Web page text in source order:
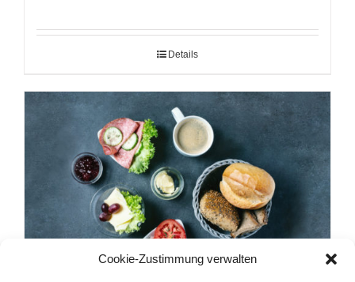
Cookie-Zustimmung verwalten
Details